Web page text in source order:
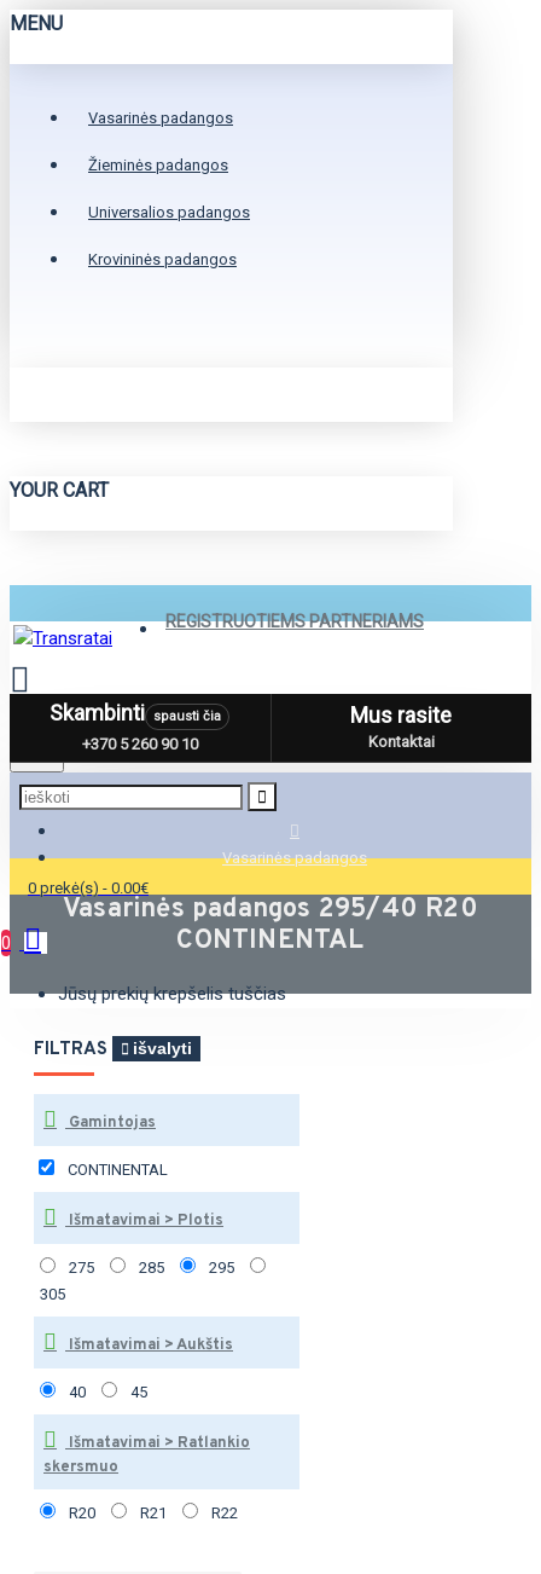
MENU
Vasarinės padangos
Žieminės padangos
Universalios padangos
Krovininės padangos
YOUR CART
REGISTRUOTIEMS PARTNERIAMS
Menu
0 prekė(s) - 0.00€
0
Jūsų prekių krepšelis tuščias
Skambinti spausti čia
+370 5 260 90 10
Mus rasite
Kontaktai
Vasarinės padangos
Vasarinės padangos 295/40 R20
CONTINENTAL
FILTRAS išvalyti
Gamintojas
CONTINENTAL
Išmatavimai > Plotis
275 285
295
305
Išmatavimai > Aukštis
40 45
Išmatavimai > Ratlankio
skersmuo
R20 R21 R22